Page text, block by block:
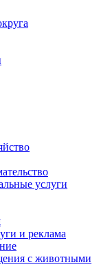
услуги
и реклама
с животными